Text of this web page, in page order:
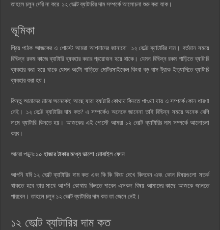
তাহলে চলুন দেরি না করে ১২ ভোল্ট ব্যাটারির দাম সম্পর্কে আলোচনা শুরু করা যাক।
ভূমিকা
প্রিয় পাঠক আজকের এ পোস্টে আমরা আপনাদের জানাবো ১২ ভোল্ট ব্যাটারির দাম। বর্তমান সময়ে
বিভিন্ন রকম কাজে ব্যাটারি ব্যবহার করার প্রয়োজন হয়ে থাকে। যেমন বিভিন্ন রকম গাড়িতে ব্যাটারি
ব্যবহার করা হয়ে থাকে যেমন অটো গাড়িতে মোটরসাইকেল কিংবা বড় বাস-ট্রাক ইত্যাদিতে ব্যাটারি
ব্যবহার করা হয়।
কিন্তু আমাদের মাঝে অনেকেই আছে যারা ব্যাটারি কোথায় কিনতে পাওয়া যায় এ সম্পর্কে কোন ধারণা
নেই। ১২ ভোল্ট ব্যাটারির দাম কত? এ সম্পর্কেও অনেকে জানেনা তাই বিভিন্ন সময়ে অনেক বেশি
দামে ব্যাটারি কিনতে হয়। আজকের এই পোস্টে আমরা ১২ ভোল্ট ব্যাটারির দাম সম্পর্কে আলোচনা
করব।
আরো পড়ুনঃ ১০ হাজার টাকার মধ্যে ভালো মোবাইল ফোন
আপনি যদি ১২ ভোল্ট ব্যাটারির দাম কত এবং কি কি বিষয় দেখে কিনবেন এবং কোন বিষয়গুলো সতর্ক
থাকতে হবে তার সাথে আপনি কোথায় কিনতে পাবেন এসকল বিষয় আমাদের কাছে আজকে জানতে
পারবেন। তাহলে চলুন ১২ ভোল্ট ব্যাটারির দাম কত তা জেনে নেই।
১২ ভোল্ট ব্যাটারির দাম কত